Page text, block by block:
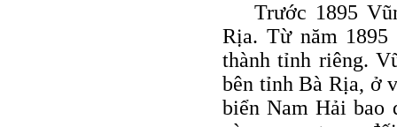
Trước 1895
Rịa. Từ năm
thành tỉnh riêng.
bên tỉnh Bà Rịa, ở
biển Nam Hải bao